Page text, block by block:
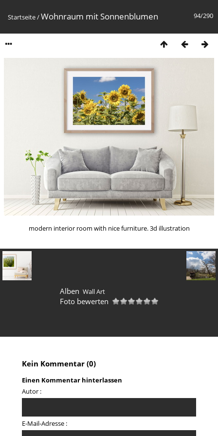
94/290
Startseite/Wohnraum mit Sonnenblumen
modern interior room with nice furniture. 3d illustration
Alben Wall Art
Foto bewerten
Kein Kommentar (0)
Einen Kommentar hinterlassen
Autor :
E-Mail-Adresse :